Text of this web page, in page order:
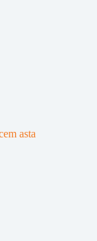
asta